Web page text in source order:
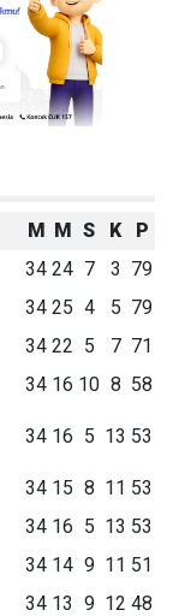
M M S K
P
34 24 7 3 79
34 25 4 5 79
34 22 5 7 71
34 16 10 8 58
34 16 5 13 53
34 15 8 11 53
34 16 5 13 53
34 14 9 11 51
34 13 9 12 48